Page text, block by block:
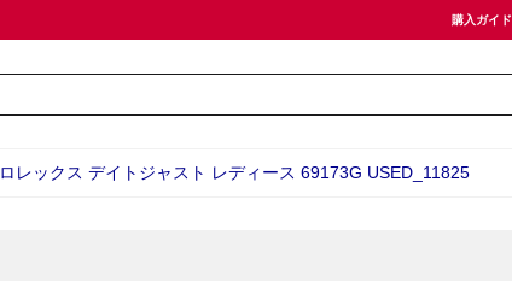
購入ガイド
ロレックス デイトジャスト レディース 69173G USED_11825